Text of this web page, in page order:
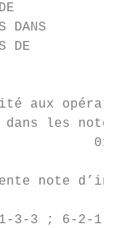
DANS
DE
aux
les notes
01/
note
3-3 ; 6-2-1-4